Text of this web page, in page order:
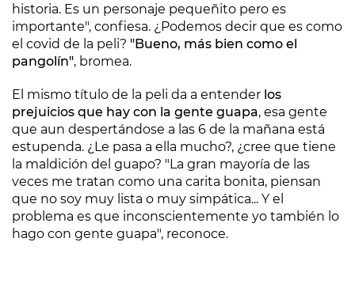
historia. Es un personaje pequeñito pero es
importante", confiesa. ¿Podemos decir que es como
el covid de la peli? "Bueno, más bien como el
pangolín", bromea.
El mismo título de la peli da a entender los
prejuicios que hay con la gente guapa, esa gente
que aun despertándose a las 6 de la mañana está
estupenda. ¿Le pasa a ella mucho?, ¿cree que tiene
la maldición del guapo? "La gran mayoría de las
veces me tratan como una carita bonita, piensan
que no soy muy lista o muy simpática... Y el
problema es que inconscientemente yo también lo
hago con gente guapa", reconoce.